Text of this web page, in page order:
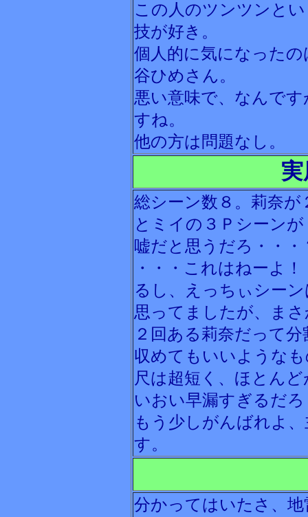
この人のツンツンと
技が好き。
個人的に気になった
谷ひめさん。
悪い意味で、なんで
すね。
他の方は問題なし。
総シーン数８。莉奈
とミイの３Ｐシーン
嘘だと思うだろ・・
・・・これはねーよ
るし、えっちぃシー
思ってましたが、ま
２回ある莉奈だって
収めてもいいような
尺は超短く、ほとん
いおい早漏すぎるだろ
もう少しがんばれよ
す。
分かってはいたさ、